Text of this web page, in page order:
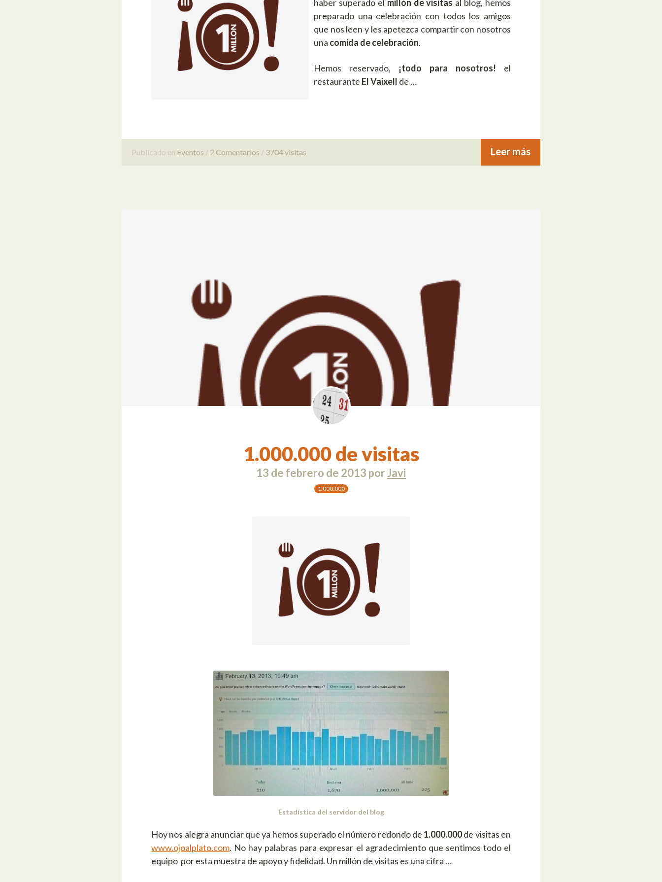
haber superado el millón de visitas al blog, hemos
preparado una celebración con todos los amigos
que nos leen y les apetezca compartir con nosotros
una comida de celebración.
Hemos reservado, ¡todo para nosotros! el
restaurante El Vaixell de …
Publicado en Eventos 2 Comentarios 3704 visitas Leer más
1.000.000 de visitas
13 de febrero de 2013 porJavi
1.000.000
Estadística del servidor del blog
Hoy nos alegra anunciar que ya hemos superado el número redondo de 1.000.000de visitas en
www.ojoalplato.com. No hay palabras para expresar el agradecimiento que sentimos todo el
equipo por esta muestra de apoyo y fidelidad. Un millón de visitas es una cifra …